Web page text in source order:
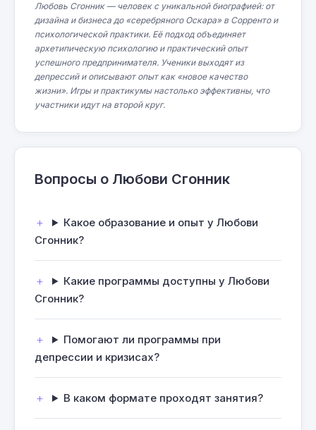
Любовь Сгонник — человек с уникальной биографией: от
дизайна и бизнеса до «серебряного Оскара» в Сорренто и
психологической практики. Её подход объединяет
архетипическую психологию и практический опыт
успешного предпринимателя. Ученики выходят из
депрессий и описывают опыт как «новое качество
жизни». Игры и практикумы настолько эффективны, что
участники идут на второй круг.
Вопросы о Любови Сгонник
Какое образование и опыт у Любови
Сгонник?
Какие программы доступны у Любови
Сгонник?
Помогают ли программы при
депрессии и кризисах?
В каком формате проходят занятия?